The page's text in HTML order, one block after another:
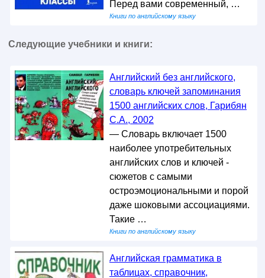
Перед вами современный, …
Книги по английскому языку
Следующие учебники и книги:
Английский без английского,
словарь ключей запоминания
1500 английских слов, Гарибян
С.А., 2002
— Словарь включает 1500
наиболее употребительных
английских слов и ключей -
сюжетов с самыми
остроэмоциональными и порой
даже шоковыми ассоциациями.
Такие …
Книги по английскому языку
Английская грамматика в
таблицах, справочник,